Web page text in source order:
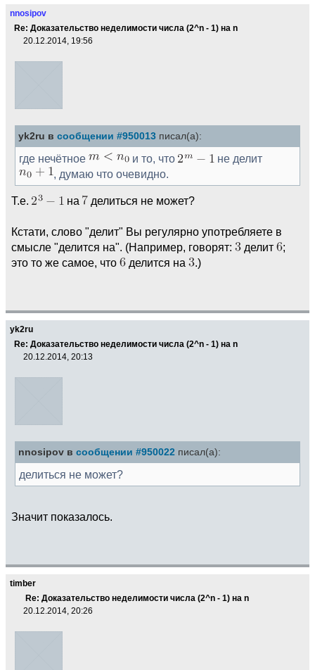
nnosipov
Re: Доказательство неделимости числа (2^n - 1) на n
20.12.2014, 19:56
yk2ru в сообщении #950013 писал(а):
где нечётное и то, что
не делит
, думаю что очевидно.
Т.е. на делиться не может?
Кстати, слово "делит" Вы регулярно употребляете в
смысле "делится на". (Например, говорят:
делит
;
это то же самое, что
делится на .)
yk2ru
Re: Доказательство неделимости числа (2^n - 1) на n
20.12.2014, 20:13
nnosipov в сообщении #950022 писал(а):
делиться не может?
Значит показалось.
timber
Re: Доказательство неделимости числа (2^n - 1) на n
20.12.2014, 20:26